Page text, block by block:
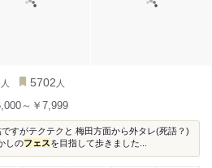
人 5702 人
～￥7,999
ですがテクテクと 梅田方面から外タレ(死語？)
しのフェスを目指して歩きました...